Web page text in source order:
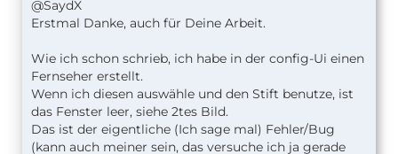
@SaydX
Erstmal Danke, auch für Deine Arbeit.
Wie ich schon schrieb, ich habe in der config-Ui einen
Fernseher erstellt.
Wenn ich diesen auswähle und den Stift benutze, ist
das Fenster leer, siehe 2tes Bild.
Das ist der eigentliche (Ich sage mal) Fehler/Bug
(kann auch meiner sein, das versuche ich ja gerade